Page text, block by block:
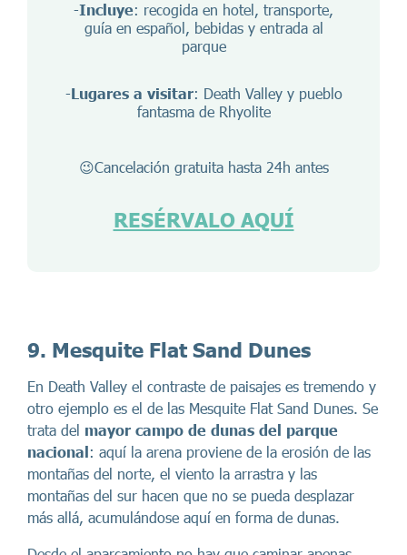
-Incluye: recogida en hotel, transporte,
guía en español, bebidas y entrada al
parque
-Lugares a visitar: Death Valley y pueblo
fantasma de Rhyolite
😉Cancelación gratuita hasta 24h antes
RESÉRVALO AQUÍ
9. Mesquite Flat Sand Dunes
En Death Valley el contraste de paisajes es tremendo y
otro ejemplo es el de las Mesquite Flat Sand Dunes. Se
trata del mayor campo de dunas del parque
nacional : aquí la arena proviene de la erosión de las
montañas del norte, el viento la arrastra y las
montañas del sur hacen que no se pueda desplazar
más allá, acumulándose aquí en forma de dunas.